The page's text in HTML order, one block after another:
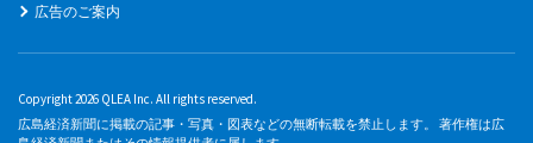
広告のご案内
Copyright 2026 QLEA Inc. All rights reserved.
広島経済新聞に掲載の記事・写真・図表などの無断転載を禁止します。 著作権は広